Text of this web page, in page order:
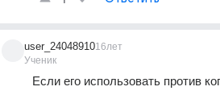
user_24048910
Ученик
16лет
Если его использовать против